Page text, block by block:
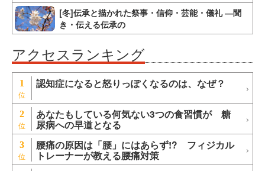
[冬]伝承と描かれた祭事・信仰・芸能・儀礼 ―聞
き・伝える伝承の
アクセスランキング
1 認知症になると怒りっぽくなるのは、なぜ？
2 あなたもしている何気ない3つの食習慣が 糖
尿病への早道となる
3 腰痛の原因は「腰」にはあらず!? フィジカル
トレーナーが教える腰痛対策